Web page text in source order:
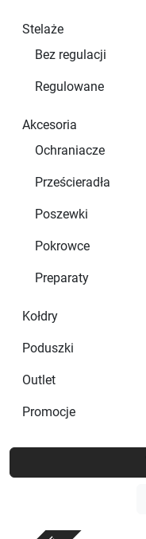
Stelaże
Bez regulacji
Regulowane
Akcesoria
Ochraniacze
Prześcieradła
Poszewki
Pokrowce
Preparaty
Kołdry
Poduszki
Outlet
Promocje